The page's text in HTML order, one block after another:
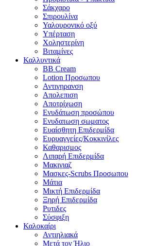
Σάκχαρο
Σπιρουλίνα
Υαλουρονικό οξύ
Υπέρταση
Χοληστερίνη
Βιταμίνες
Καλλυντικά
BB Cream
Lotion Προσωπου
Αντιγηρανση
Απολεπιση
Αποτρίχωση
Ενυδάτωση προσώπου
Ενυδατωση σωματος
Ευαίσθητη Επιδερμίδα
Ευρυαγγείες/Κοκκινίλες
Καθαρισμος
Λιπαρή Επιδερμίδα
Μακιγιαζ
Μασκες-Scrubs Προσωπου
Μάτια
Μικτή Επιδερμίδα
Ξηρή Επιδερμίδα
Ρυτιδες
Σύσφιξη
Καλοκαίρι
Αντιηλιακά
Μετά τον Ήλιο